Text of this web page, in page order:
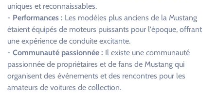
m
p
v
i
d
e
.
uniques et reconnaissables.
- Performances : Les modèles plus anciens de la Mustang
étaient équipés de moteurs puissants pour l'époque, offrant
une expérience de conduite excitante.
- Communauté passionnée : Il existe une communauté
passionnée de propriétaires et de fans de Mustang qui
organisent des événements et des rencontres pour les
amateurs de voitures de collection.